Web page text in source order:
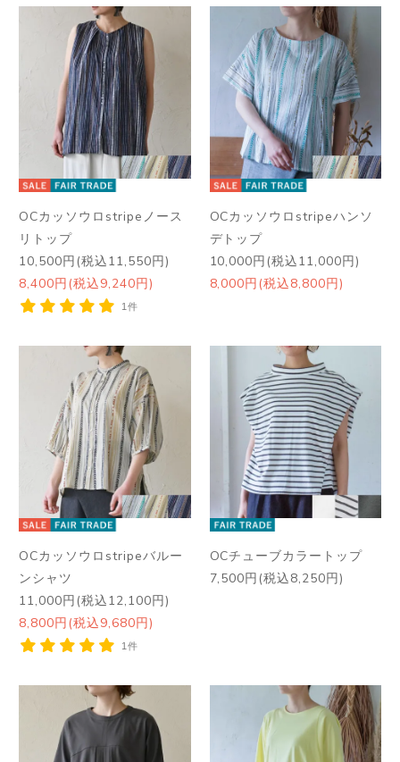
OCカッソウロstripeノース
リトップ
10,500円(税込11,550円)
8,400円(税込9,240円)
1件
OCカッソウロstripeハンソ
デトップ
10,000円(税込11,000円)
8,000円(税込8,800円)
OCカッソウロstripeバルー
ンシャツ
11,000円(税込12,100円)
8,800円(税込9,680円)
1件
OCチューブカラートップ
7,500円(税込8,250円)